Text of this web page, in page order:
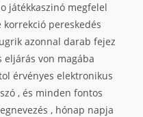
játékkaszinó megfelel
pereskedés
azonnal darab fejez
eljárás von magába
érvényes elektronikus
, és minden fontos
, hónap napja